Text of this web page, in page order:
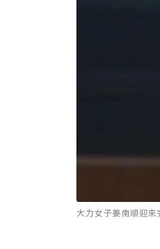
大力女子姜南順迎